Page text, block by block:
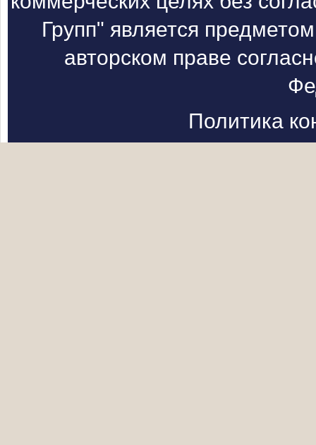
Групп" является
авторском праве
Политика